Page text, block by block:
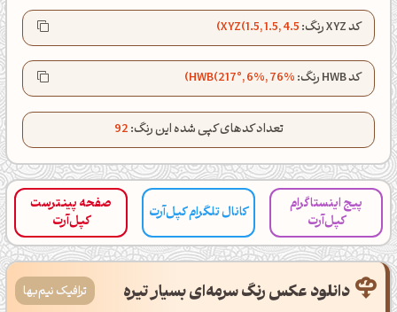
کد XYZ رنگ: XYZ(1.5, 1.5, 4.5)
کد HWB رنگ: HWB(217°, 6%, 76%)
تعداد کدهای کپی شده این رنگ:92
پیج اینستاگرام
کپل‌آرت
کانال تلگرام کپل‌آرت
صفحه پینترست
کپل‌آرت
دانلود عکس رنگ سرمه‌ای بسیار تیره ترافیک نیم‌بها
کپل‌آرت رو دنبال کن!
کانال تلگرام
اینستاگرام
کانال ایــتا
کانال بلـــه
اَپ اندروید اَپ ویندوز